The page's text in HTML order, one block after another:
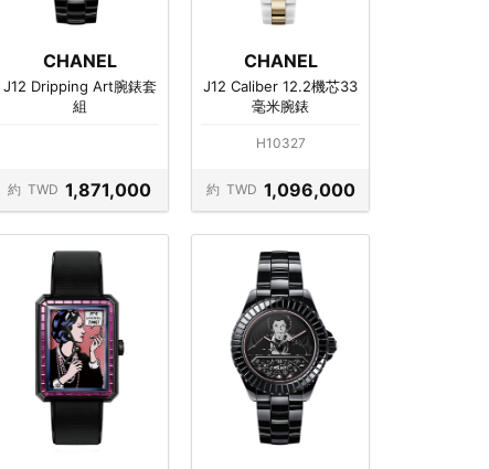
CHANEL
J12 Dripping Art腕錶套
組
約 TWD 1,871,000
CHANEL
J12 Caliber 12.2機芯33
毫米腕錶
H10327
約 TWD 1,096,000